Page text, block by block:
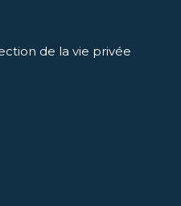
de la vie privée